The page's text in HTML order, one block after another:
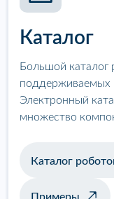
Каталог
Большой каталог
поддерживаемых
Электронный
множество
Каталог